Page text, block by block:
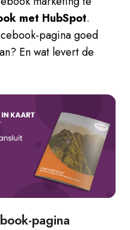
met HubSpot.
pagina goed
En wat levert de
pagina